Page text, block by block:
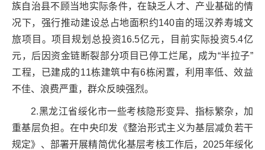
族自治县不顾当地实际条件，在缺乏人才、产业基础的情
况下，强行推动建设总占地面积约140亩的瑶汉养寿城文
旅项目。项目规划总投资16.5亿元，目前实际投资5.4亿
元，后因资金链断裂部分项目已停工烂尾，成为“半拉子”
工程，已建成的11栋建筑中有6栋闲置，利用率低、效益
不佳、浪费严重，群众反映强烈。
2.黑龙江省绥化市一些考核隐形变异、指标繁杂，加
重基层负担。在中央印发《整治形式主义为基层减负若干
规定》、部署开展精简优化基层考核工作后，2025年绥化